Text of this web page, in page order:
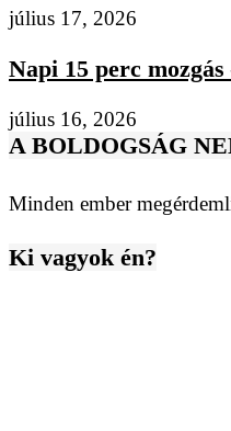
július 17, 2026
Napi 15 perc
július 16, 2026
A BOLDOGSÁG
Minden ember
Ki vagyok én?